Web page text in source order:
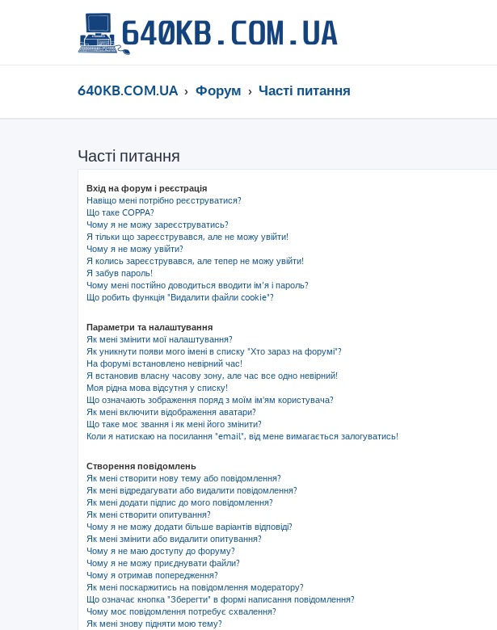
640KB.COM.UA Форум Часті питання
Часті питання
Вхід на форум і реєстрація
Навіщо мені потрібно реєструватися?
Що таке COPPA?
Чому я не можу зареєструватись?
Я тільки що зареєструвався, але не можу увійти!
Чому я не можу увійти?
Я колись зареєструвався, але тепер не можу увійти!
Я забув пароль!
Чому мені постійно доводиться вводити ім’я і пароль?
Що робить функція "Видалити файли cookie"?
Параметри та налаштування
Як мені змінити мої налаштування?
Як уникнути появи мого імені в списку "Хто зараз на форумі"?
На форумі встановлено невірний час!
Я встановив власну часову зону, але час все одно невірний!
Моя рідна мова відсутня у списку!
Що означають зображення поряд з моїм ім'ям користувача?
Як мені включити відображення аватари?
Що таке моє звання і як мені його змінити?
Коли я натискаю на посилання "email", від мене вимагається залогуватись!
Створення повідомлень
Як мені створити нову тему або повідомлення?
Як мені відредагувати або видалити повідомлення?
Як мені додати підпис до мого повідомлення?
Як мені створити опитування?
Чому я не можу додати більше варіантів відповіді?
Як мені змінити або видалити опитування?
Чому я не маю доступу до форуму?
Чому я не можу приєднувати файли?
Чому я отримав попередження?
Як мені поскаржитись на повідомлення модератору?
Що означає кнопка "Зберегти" в формі написання повідомлення?
Чому моє повідомлення потребує схвалення?
Як мені знову підняти мою тему?